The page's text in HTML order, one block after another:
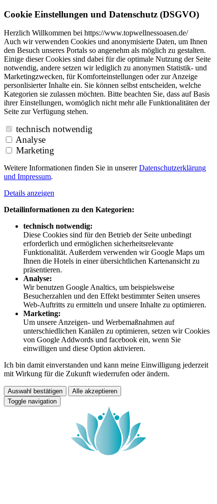
Cookie Einstellungen und Datenschutz (DSGVO)
Herzlich Willkommen bei https://www.topwellnessoasen.de/
Auch wir verwenden Cookies und anonymisierte Daten, um Ihnen
den Besuch unseres Portals so angenehm als möglich zu gestalten.
Einige dieser Cookies sind dabei für die optimale Nutzung der Seite
notwendig, andere setzen wir lediglich zu anonymen Statistik- und
Marketingzwecken, für Komforteinstellungen oder zur Anzeige
personlisierter Inhalte ein. Sie können selbst entscheiden, welche
Kategorien sie zulassen möchten. Bitte beachten Sie, dass auf Basis
ihrer Einstellungen, womöglich nicht mehr alle Funktionalitäten der
Seite zur Verfügung stehen.
technisch notwendig
Analyse
Marketing
Weitere Informationen finden Sie in unsererDatenschutzerklärung
und Impressum.
Details anzeigen
Detailinformationen zu den Kategorien:
technisch notwendig:
Diese Cookies sind für den Betrieb der Seite unbedingt
erforderlich und ermöglichen sicherheitsrelevante
Funktionalität. Außerdem verwenden wir Google Maps um
Ihnen die Hotels in einer übersichtlichen Kartenansicht zu
präsentieren.
Analyse:
Wir benutzen Google Analtics, um beispielsweise
Besucherzahlen und den Effekt bestimmter Seiten unseres
Web-Auftritts zu ermitteln und unsere Inhalte zu optimieren.
Marketing:
Um unsere Anzeigen- und Werbemaßnahmen auf
unterschiedlichen Kanälen zu optimieren, setzen wir Cookies
von Google Addwords und facebook ein, wenn Sie
einwilligen und diese Option aktivieren.
Ich bin damit einverstanden und kann meine Einwilligung jederzeit
mit Wirkung für die Zukunft wiederrufen oder ändern.
Auswahl bestätigen
Alle akzeptieren
Toggle navigation